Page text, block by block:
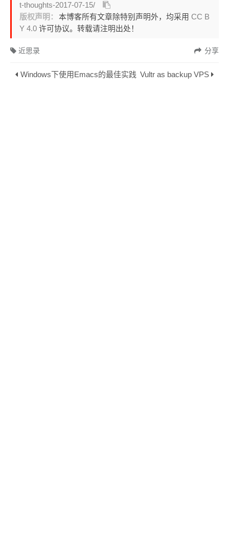
t-thoughts-2017-07-15/
版权声明：
本博客所有文章除特别声明外，均采用CC B
Y 4.0许可协议。转载请注明出处！
分享
近思录
Windows下使用Emacs的最佳实践 Vultr as backup VPS